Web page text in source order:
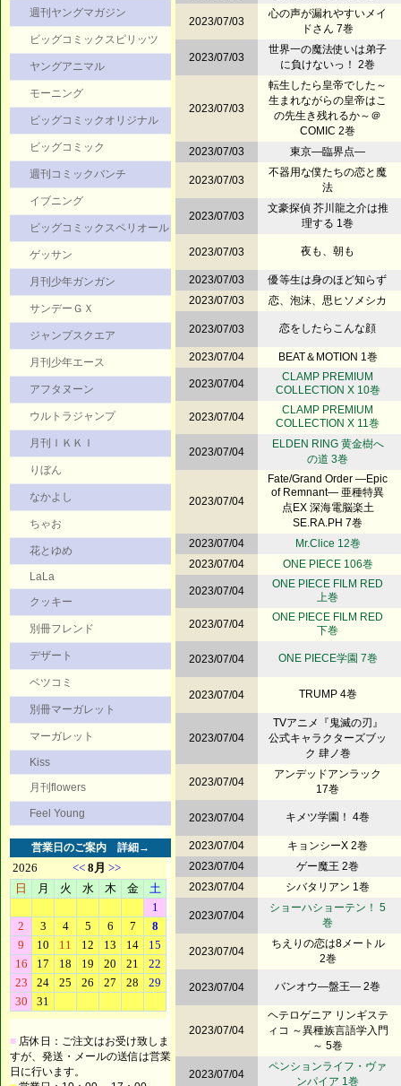
週刊ヤングマガジン
ビッグコミックスピリッツ
ヤングアニマル
モーニング
ビッグコミックオリジナル
ビッグコミック
週刊コミックバンチ
イブニング
ビッグコミックスペリオール
ゲッサン
月刊少年ガンガン
サンデーＧＸ
ジャンプスクエア
月刊少年エース
アフタヌーン
ウルトラジャンプ
月刊ＩＫＫＩ
りぼん
なかよし
ちゃお
花とゆめ
LaLa
クッキー
別冊フレンド
デザート
ベツコミ
別冊マーガレット
マーガレット
Kiss
月刊flowers
Feel Young
営業日のご案内 詳細→
■ 店休日：ご注文はお受け致しま
すが、発送・メールの送信は営業
日に行います。
2023/07/03
心の声が漏れやすいメイ
ドさん 7巻
2023/07/03
世界一の魔法使いは弟子
に負けないっ！ 2巻
2023/07/03
転生したら皇帝でした～
生まれながらの皇帝はこ
の先生き残れるか～＠
COMIC 2巻
2023/07/03
東京―臨界点―
2023/07/03
不器用な僕たちの恋と魔
法
2023/07/03
文豪探偵 芥川龍之介は推
理する 1巻
2023/07/03 夜も、朝も
2023/07/03
優等生は身のほど知らず
2023/07/03
恋、泡沫、思ヒソメシカ
2023/07/03 恋をしたらこんな顔
2023/07/04 BEAT＆MOTION 1巻
2023/07/04
CLAMP PREMIUM
COLLECTION X 10巻
2023/07/04
CLAMP PREMIUM
COLLECTION X 11巻
2023/07/04
ELDEN RING 黄金樹へ
の道 3巻
2023/07/04
Fate/Grand Order ―Epic
of Remnant― 亜種特異
点EX 深海電脳楽土
SE.RA.PH 7巻
2023/07/04
Mr.Clice 12巻
2023/07/04
ONE PIECE 106巻
2023/07/04
ONE PIECE FILM RED
上巻
2023/07/04
ONE PIECE FILM RED
下巻
2023/07/04 ONE PIECE学園 7巻
2023/07/04 TRUMP 4巻
2023/07/04
TVアニメ『鬼滅の刃』
公式キャラクターズブッ
ク 肆ノ巻
2023/07/04
アンデッドアンラック
17巻
2023/07/04 キメツ学園！ 4巻
2023/07/04
キョンシーX 2巻
2023/07/04
ゲー魔王 2巻
2023/07/04
シバタリアン 1巻
2023/07/04
ショーハショーテン！ 5
巻
2023/07/04
ちえりの恋は8メートル
2巻
2023/07/04 バンオウ―盤王― 2巻
2023/07/04
ヘテロゲニア リンギステ
ィコ ～異種族言語学入門
～ 5巻
2023/07/04
ペンションライフ・ヴァ
ンパイア 1巻